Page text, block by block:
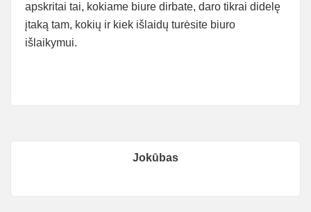
apskritai tai, kokiame biure dirbate, daro tikrai didelę
įtaką tam, kokių ir kiek išlaidų turėsite biuro
išlaikymui.
Jokūbas